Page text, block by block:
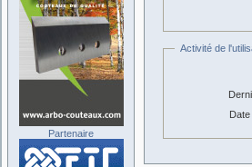
Activité de
Partenaire